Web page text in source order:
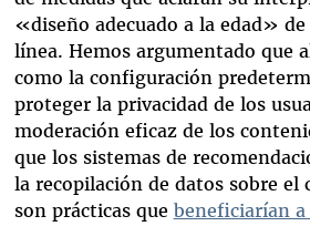
«diseño adecuado a la edad»
línea. Hemos argumentado que
como la configuración
proteger la privacidad de los
moderación eficaz de los
que los sistemas de
la recopilación de datos sobre
son prácticas que beneficiarían